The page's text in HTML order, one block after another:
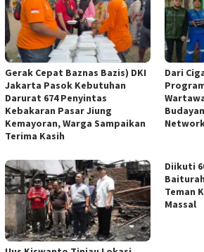
Gerak Cepat Baznas Bazis) DKI
Jakarta Pasok Kebutuhan
Darurat 674 Penyintas
Kebakaran Pasar Jiung
Kemayoran, Warga Sampaikan
Terima Kasih
Dari
Diikuti
Teman
Massal